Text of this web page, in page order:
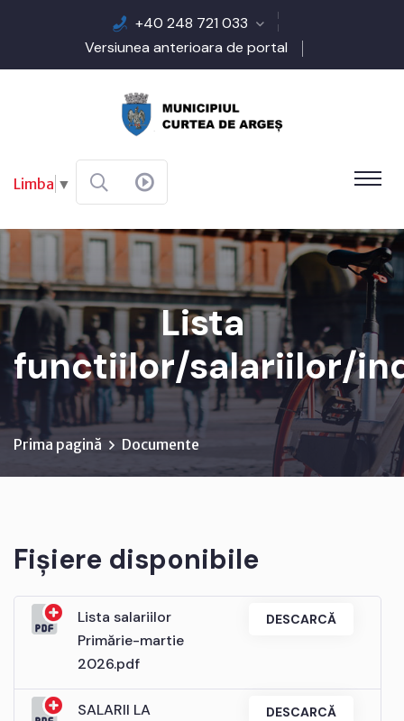
+40 248 721 033
Versiunea anterioara de portal
Limba ▼
Lista
functiilor/salariilor/
Prima pagină Documente
Fișiere disponibile
Lista salariilor
Primărie-martie
2026.pdf
DESCARCĂ
SALARII LA
DESCARCĂ